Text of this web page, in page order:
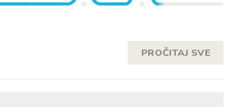
PROČITAJ SVE